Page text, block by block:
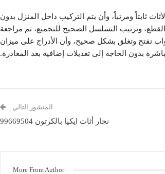
ثابتاً ومرتباً، وأن يتم التركيب داخل المنزل بدون
وترتيب التسلسل الصحيح للتجميع، ثم مراجعة
تفتح وتغلق بشكل صحيح، وأن الأدراج على ميزان
بدون الحاجة إلى تعديلات إضافية بعد المغادرة.
المنشور التالي
نجار أثاث ايكيا بالكرتون 99669504
More From Author